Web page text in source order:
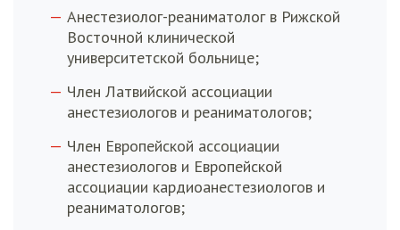
Анестезиолог-реаниматолог в Рижской
Восточной клинической
университетской больнице;
Член Латвийской ассоциации
анестезиологов и реаниматологов;
Член Европейской ассоциации
анестезиологов и Европейской
ассоциации кардиоанестезиологов и
реаниматологов;